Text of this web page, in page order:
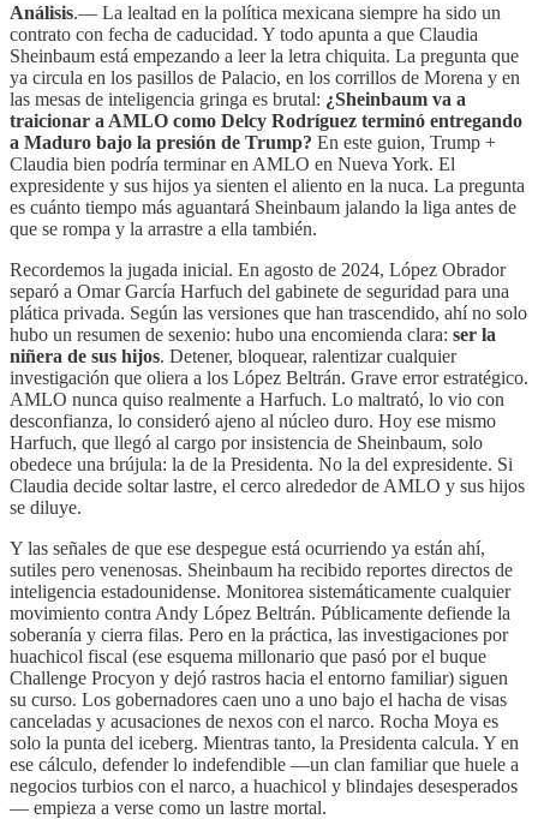
Análisis.— La lealtad en la política mexicana siempre ha sido un
contrato con fecha de caducidad. Y todo apunta a que Claudia
Sheinbaum está empezando a leer la letra chiquita. La pregunta que
ya circula en los pasillos de Palacio, en los corrillos de Morena y en
las mesas de inteligencia gringa es brutal: ¿Sheinbaum va a
traicionar a AMLO como Delcy Rodríguez terminó entregando
a Maduro bajo la presión de Trump? En este guion, Trump +
Claudia bien podría terminar en AMLO en Nueva York. El
expresidente y sus hijos ya sienten el aliento en la nuca. La pregunta
es cuánto tiempo más aguantará Sheinbaum jalando la liga antes de
que se rompa y la arrastre a ella también.
Recordemos la jugada inicial. En agosto de 2024, López Obrador
separó a Omar García Harfuch del gabinete de seguridad para una
plática privada. Según las versiones que han trascendido, ahí no solo
hubo un resumen de sexenio: hubo una encomienda clara: ser la
niñera de sus hijos. Detener, bloquear, ralentizar cualquier
investigación que oliera a los López Beltrán. Grave error estratégico.
AMLO nunca quiso realmente a Harfuch. Lo maltrató, lo vio con
desconfianza, lo consideró ajeno al núcleo duro. Hoy ese mismo
Harfuch, que llegó al cargo por insistencia de Sheinbaum, solo
obedece una brújula: la de la Presidenta. No la del expresidente. Si
Claudia decide soltar lastre, el cerco alrededor de AMLO y sus hijos
se diluye.
Y las señales de que ese despegue está ocurriendo ya están ahí,
sutiles pero venenosas. Sheinbaum ha recibido reportes directos de
inteligencia estadounidense. Monitorea sistemáticamente cualquier
movimiento contra Andy López Beltrán. Públicamente defiende la
soberanía y cierra filas. Pero en la práctica, las investigaciones por
huachicol fiscal (ese esquema millonario que pasó por el buque
Challenge Procyon y dejó rastros hacia el entorno familiar) siguen
su curso. Los gobernadores caen uno a uno bajo el hacha de visas
canceladas y acusaciones de nexos con el narco. Rocha Moya es
solo la punta del iceberg. Mientras tanto, la Presidenta calcula. Y en
ese cálculo, defender lo indefendible —un clan familiar que huele a
negocios turbios con el narco, a huachicol y blindajes desesperados
— empieza a verse como un lastre mortal.